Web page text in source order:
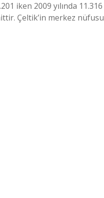
iken 2009 yılında 11.316
Çeltik’in merkez nüfusu